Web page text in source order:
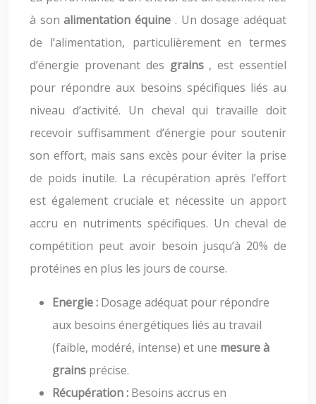
à sonalimentation équine . Un dosage adéquat
de l’alimentation, particulièrement en termes
d’énergie provenant des grains , est essentiel
pour répondre aux besoins spécifiques liés au
niveau d’activité. Un cheval qui travaille doit
recevoir suffisamment d’énergie pour soutenir
son effort, mais sans excès pour éviter la prise
de poids inutile. La récupération après l’effort
est également cruciale et nécessite un apport
accru en nutriments spécifiques. Un cheval de
compétition peut avoir besoin jusqu’à 20% de
protéines en plus les jours de course.
Energie : Dosage adéquat pour répondre
aux besoins énergétiques liés au travail
(faible, modéré, intense) et une mesure à
grains précise.
Récupération : Besoins accrus en